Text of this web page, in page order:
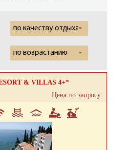
по качеству отдыха
по возрастанию
& VILLAS 4+*
Цена по запросу